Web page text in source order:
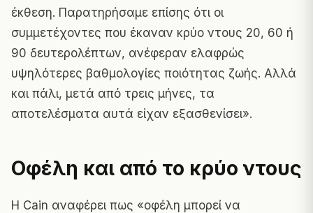
έκθεση. Παρατηρήσαμε επίσης ότι οι
συμμετέχοντες που έκαναν κρύο ντους 20, 60 ή
90 δευτερολέπτων, ανέφεραν ελαφρώς
υψηλότερες βαθμολογίες ποιότητας ζωής. Αλλά
και πάλι, μετά από τρεις μήνες, τα
αποτελέσματα αυτά είχαν εξασθενίσει».
Οφέλη και από το κρύο ντους
Η Cain αναφέρει πως «οφέλη μπορεί να